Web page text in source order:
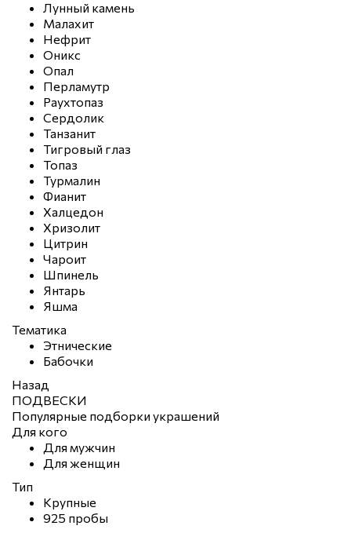
Лунный камень
Малахит
Нефрит
Оникс
Опал
Перламутр
Раухтопаз
Сердолик
Танзанит
Тигровый глаз
Топаз
Турмалин
Фианит
Халцедон
Хризолит
Цитрин
Чароит
Шпинель
Янтарь
Яшма
Тематика
Этнические
Бабочки
Назад
ПОДВЕСКИ
Популярные подборки украшений
Для кого
Для мужчин
Для женщин
Тип
Крупные
925 пробы